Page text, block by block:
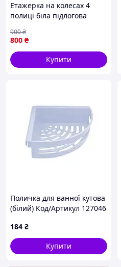
Етажерка на колесах 4
полиці біла підлогова
800 ₴
900₴
Купити
Поличка для ванної кутова
(білий) Код/Артикул 127046
184 ₴
Купити